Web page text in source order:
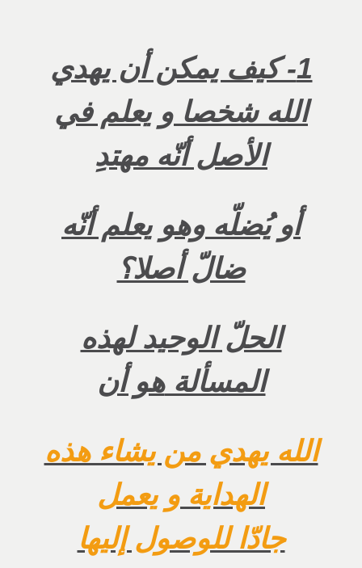
1- كيف يمكن أن يهدي
الله شخصا و يعلم في
الأصل أنّه مهتدِ
أو يُضلّه وهو يعلم أنّه
ضالّ أصلا؟
الحلّ الوحيد لهذه
المسألةهو أن
الله يهدي من يشاء هذه
الهداية و يعمل
جادّا للوصول إليها